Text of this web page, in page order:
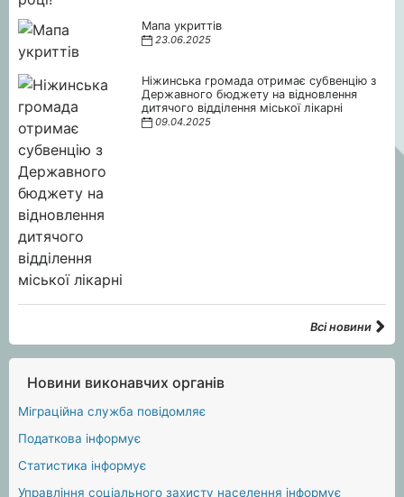
Мапа укриттів
23.06.2025
Ніжинська громада отримає субвенцію з
Державного бюджету на відновлення
дитячого відділення міської лікарні
09.04.2025
Всі новини
Новини виконавчих органів
Міграційна служба повідомляє
Податкова інформує
Статистика інформує
Управління соціального захисту населення інформує